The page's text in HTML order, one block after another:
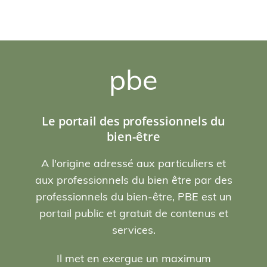
pbe
Le portail des professionnels du
bien-être
A l'origine adressé aux particuliers et
aux professionnels du bien être par des
professionnels du bien-être, PBE est un
portail public et gratuit de contenus et
services.
Il met en exergue un maximum